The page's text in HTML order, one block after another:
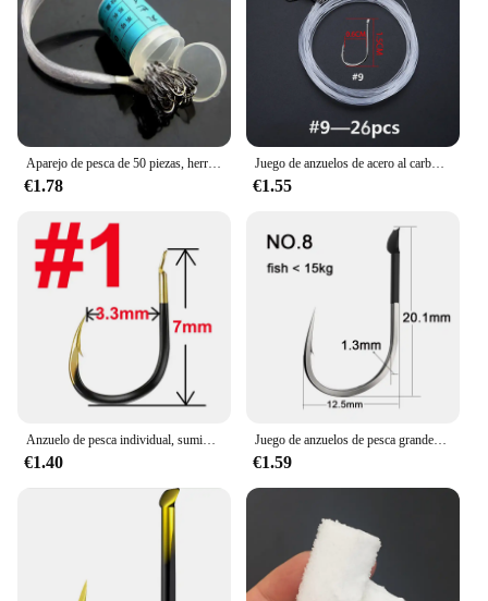
all your adventures. The helmet's design is tailored
to provide optimal ventilation, keeping you cool
and focused on the task at hand. The Fishing Helmet
is a testament to the balance between functionality
and style, making it a must-have for anyone who
values both safety and aesthetics in their outdoor
€1.78
Juego de anzuelos de acero al carbono para pesca, anzuelos de pesca con cabeza de plomo, línea de alambre atado, anzuelo de cebo, alimentador de mosca, anzuelo de carpa, pez, 20/26 Uds.
€1.55
Anzuelo de pesca individual, suministros de accesorios de pesca, señuelos, aparejos de pesca de carpa, púas de aleación de tungsteno de color, 20 piezas
€1.40
Juego de anzuelos de pesca grandes de acero al carbono, accesorios de aparejos de pesca de mar, con púas, 35kg, 10 unidades
€1.59